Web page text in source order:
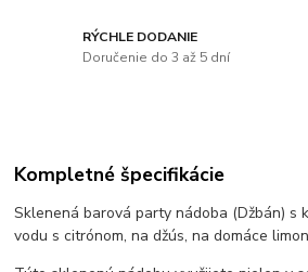
RÝCHLE DODANIE
Doručenie do 3 až 5 dní
Kompletné špecifikácie
Sklenená barová party nádoba (Džbán) s
vodu s citrónom, na džús, na domáce